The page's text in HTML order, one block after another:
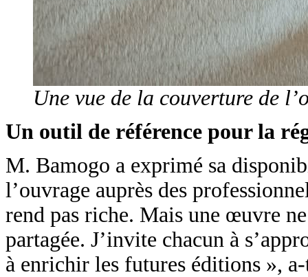
Une vue de la couverture de
Un outil de référence pour la
M. Bamogo a exprimé sa
l’ouvrage auprès des
rend pas riche. Mais une œuvre
partagée. J’invite chacun à
à enrichir les futures éditions »,